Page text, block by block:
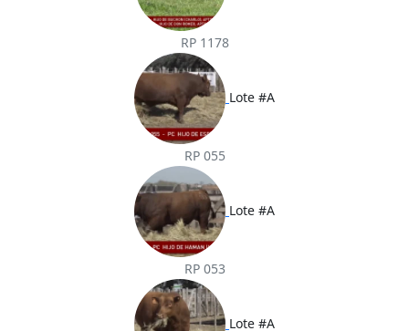
RP 1178
Lote #A
RP 055
Lote #A
RP 053
Lote #A